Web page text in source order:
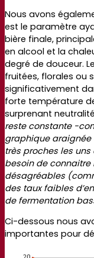
Nous avons
est le paramètre
bière finale,
en alcool et la
degré de douceur.
fruitées, florales ou
significativement
forte température
surprenant
reste constante -
graphique araignée
très proches les
besoin de connaitre
désagréables
des taux faibles
de fermentation
Ci-dessous nous
importantes pour